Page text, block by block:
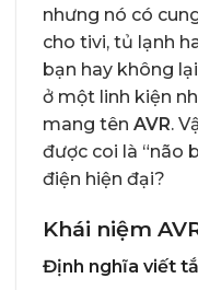
nhưng nó có
cho tivi, tủ lạnh
bạn hay không
ở một linh kiện
mang tên AVR.
được coi là “não
điện hiện đại?
Khái niệm
Định nghĩa viết